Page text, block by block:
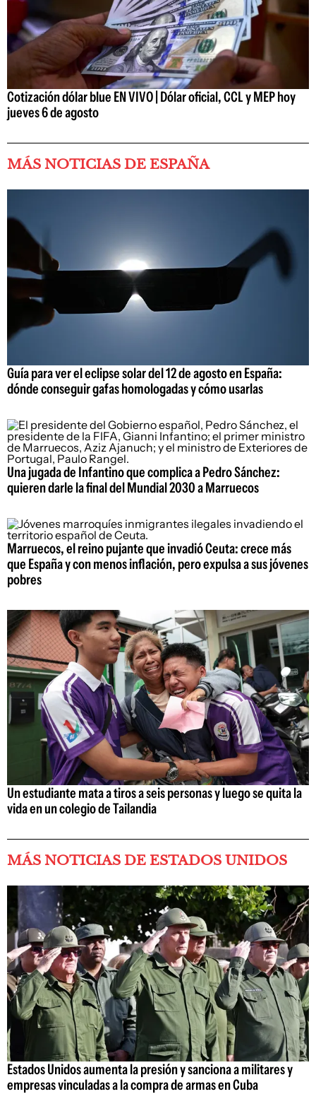
Cotización dólar blue EN VIVO | Dólar oficial, CCL y MEP hoy
jueves 6 de agosto
MÁS NOTICIAS DE ESPAÑA
Guía para ver el eclipse solar del 12 de agosto en España:
dónde conseguir gafas homologadas y cómo usarlas
Una jugada de Infantino que complica a Pedro Sánchez:
quieren darle la final del Mundial 2030 a Marruecos
Marruecos, el reino pujante que invadió Ceuta: crece más
que España y con menos inflación, pero expulsa a sus jóvenes
pobres
Un estudiante mata a tiros a seis personas y luego se quita la
vida en un colegio de Tailandia
MÁS NOTICIAS DE ESTADOS UNIDOS
Estados Unidos aumenta la presión y sanciona a militares y
empresas vinculadas a la compra de armas en Cuba